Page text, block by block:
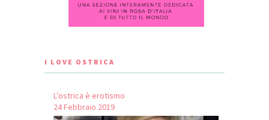
I LOVE OSTRICA
L’ostrica è erotismo
24 Febbraio 2019